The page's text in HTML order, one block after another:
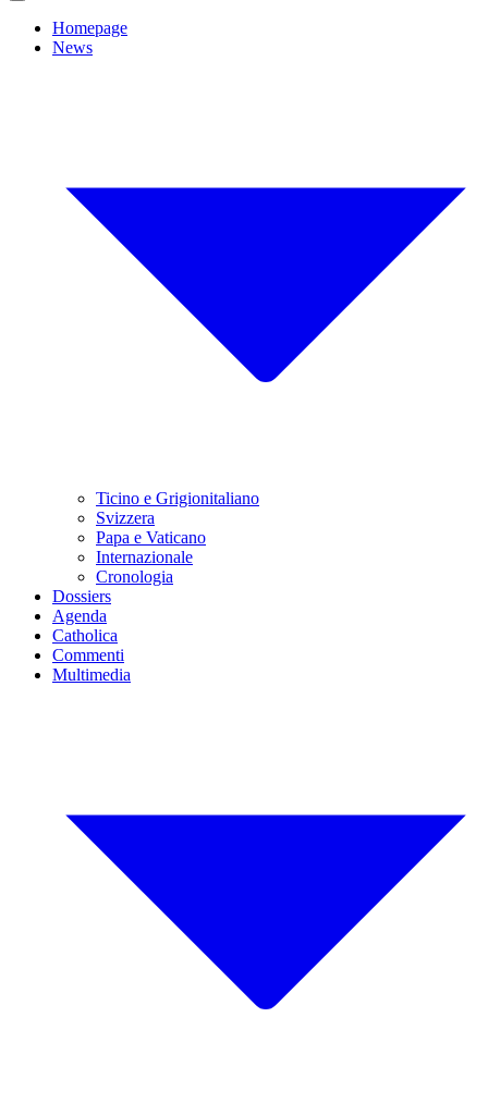
Homepage
News
Ticino e Grigionitaliano
Svizzera
Papa e Vaticano
Internazionale
Cronologia
Dossiers
Agenda
Catholica
Commenti
Multimedia